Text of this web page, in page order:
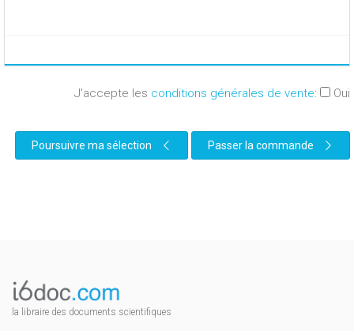
J'accepte les conditions générales de vente: Oui
Poursuivre ma sélection Passer la commande
la libraire des documents scientifiques